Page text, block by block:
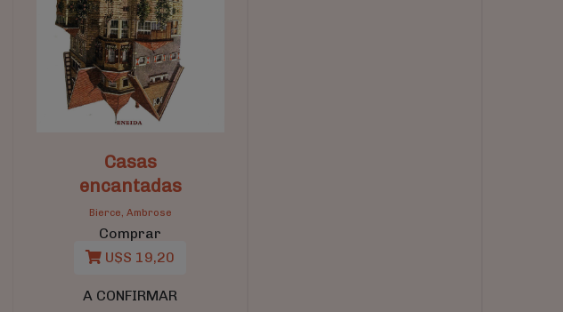
Casas
encantadas
Bierce, Ambrose
Comprar
U$S 19,20
A CONFIRMAR